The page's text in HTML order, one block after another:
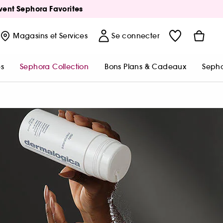
Sephora Favorites
Magasins et Services Se connecter
Sephora Collection Bons Plans & Cadeaux